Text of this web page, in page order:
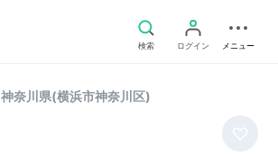
検索 ログイン メニュー
神奈川県(横浜市神奈川区)